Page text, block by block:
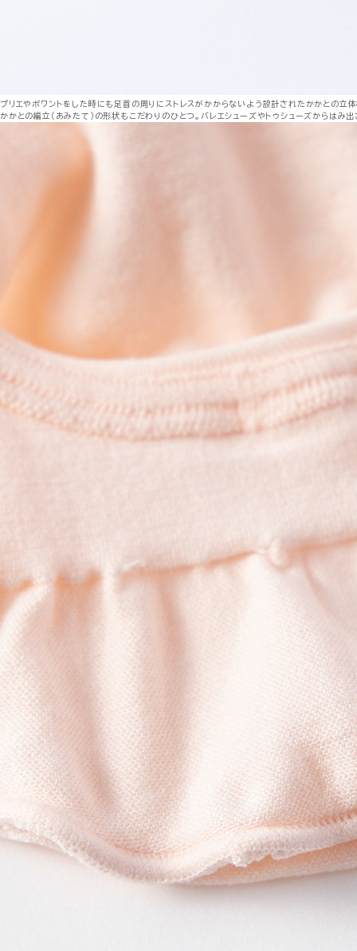
プリエやポワントをした時にも足首の周りにストレスがかからないよう設計されたかかとの
かかとの編立（あみたて）の形状もこだわりのひとつ。バレエシューズやトゥシューズからはみ